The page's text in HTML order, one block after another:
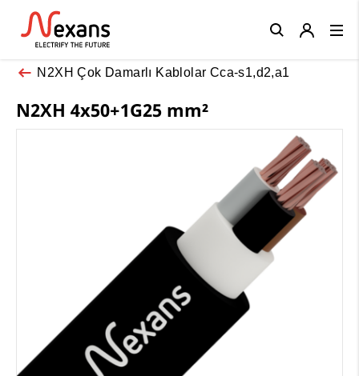
N2XH Çok Damarlı Kablolar Cca-s1,d2,a1
N2XH 4x50+1G25 mm²
Close